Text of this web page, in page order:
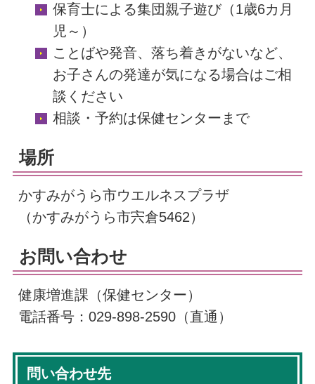
保育士による集団親子遊び（1歳6カ月
児～）
ことばや発音、落ち着きがないなど、
お子さんの発達が気になる場合はご相
談ください
相談・予約は保健センターまで
場所
かすみがうら市ウエルネスプラザ
（かすみがうら市宍倉5462）
お問い合わせ
健康増進課（保健センター）
電話番号：029-898-2590（直通）
問い合わせ先